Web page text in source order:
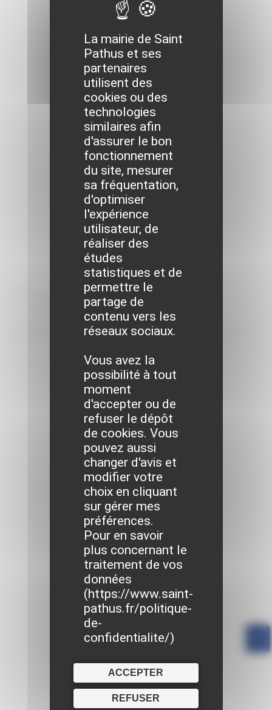
Formalités
administratives
La mairie de Saint
Pathus et ses
partenaires
utilisent des
cookies ou des
technologies
similaires afin
d'assurer le bon
fonctionnement
du site, mesurer
sa fréquentation,
d'optimiser
l'expérience
utilisateur, de
réaliser des
études
statistiques et de
permettre le
partage de
contenu vers les
réseaux sociaux.
Vous avez la
possibilité à tout
moment
d'accepter ou de
refuser le dépôt
de cookies. Vous
pouvez aussi
changer d'avis et
modifier votre
choix en cliquant
sur gérer mes
préférences.
Pour en savoir
plus concernant le
traitement de vos
données
(https://www.saint-
pathus.fr/politique-
de-
confidentialite/)
ACCEPTER
REFUSER